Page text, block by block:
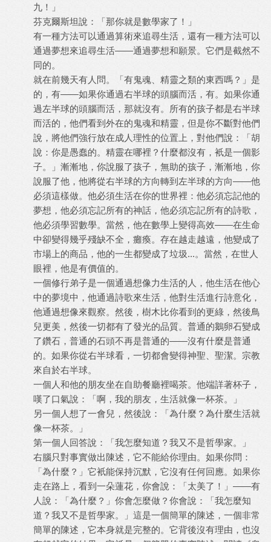
九！」
芬克爾斯坦說：「那你就是數學家了！」
有一種方法可以通過算術來追尋生活，還有一種方法可以
通過夢想來追尋生活——通過夢想和願景。它們是截然不
同的。
就在前幾天有人問。「有鬼魂、精靈之類的東西嗎？」是
的，有——如果你通過右半球的頭腦而活，有。如果你通
過左半球的頭腦而活，那就沒有。所有的孩子都是右半球
而活的，他們看到外在的鬼魂和精靈，但是你不斷對他們
說，將他們強行放在成人理性的位置上，對他們說：「胡
說：你是愚蠢的。精靈在哪裡？什麼都沒有，衹是一個影
子。」漸漸地，你說服了孩子，無助的孩子，漸漸地，你
說服了他，他將從右半球的方向轉到左半球的方向——他
必須這樣做。他必須生活在你的世界裡：他必須忘記他的
夢想，他必須忘記所有的神話，他必須忘記所有的詩歌，
他必須學習數學。當然，他在數學上變得高效——在生命
中卻變得幾乎殘缺不全，癱瘓。存在越走越遠，他變成了
市場上的商品，他的一生都變成了垃圾...。當然，在世人
眼裡，他是有價值的。
一個修行弟子是一個通過想像力生活的人，他生活在他心
中的夢境中，他通過詩歌來生活，他對生活進行詩意化，
他通過想像來觀察。然後，樹木比你看到的更綠，然後鳥
兒更美，然後一切都有了發光的品質。普通的鵝卵石變成
了鑽石，普通的石頭不再是普通的——沒有什麼是普通
的。如果你從右半球看，一切都會變得神聖、聖潔。宗教
來自於右半球。
一個人和他的朋友坐在自助餐廳裡喝茶。他端詳著杯子，
嘆了口氣說：「啊，我的朋友，生活就像一杯茶。」
另一個人想了一會兒，然後說：「為什麼？為什麼生活就
像一杯茶。」
第一個人回答說：「我怎麼知道？我又不是哲學家。」
右腦只對事實做出陳述，它不能給你理由。如果你問：
「為什麼？」它衹能保持沉默，它沒有任何回應。如果你
走在路上，看到一朵蓮花，你會說：「太美了！」——有
人說：「為什麼？」你會怎麼做？你會說：「我怎麼知
道？我又不是哲學家。」這是一個簡單的陳述，一個非常
簡單的陳述，它本身就是完整的。它背後沒有理由，也沒